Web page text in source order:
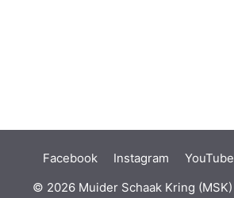
Facebook Instagram YouTube
© 2026 Muider Schaak Kring (MSK)